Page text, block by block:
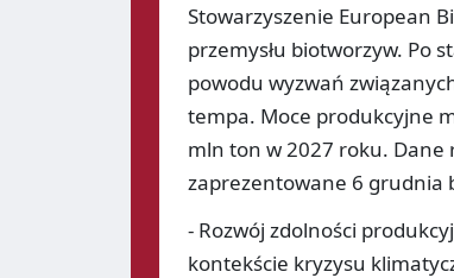
Stowarzyszenie European
przemysłu biotworzyw. Po
powodu wyzwań
tempa. Moce produkcyjne
mln ton w 2027 roku. Dane
zaprezentowane 6 grudnia
- Rozwój zdolności
kontekście kryzysu